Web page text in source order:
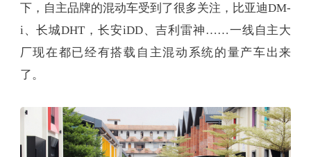
下，自主品牌的混动车受到了很多关注，比亚迪DM-
i、长城DHT，长安iDD、吉利雷神……一线自主大
厂现在都已经有搭载自主混动系统的量产车出来
了。